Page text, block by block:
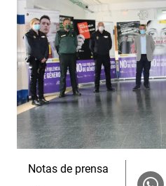
Notas de prensa